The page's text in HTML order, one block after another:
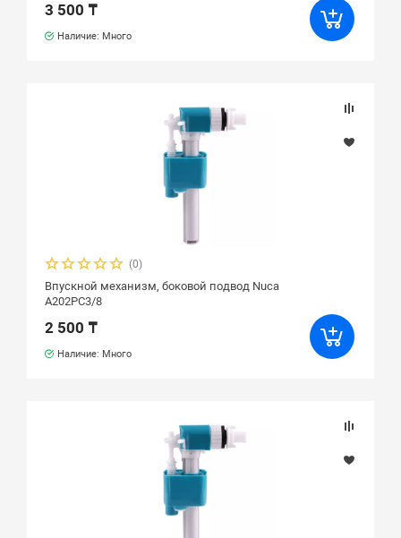
3 500 ₸
Наличие: Много
(0)
Впускной механизм, боковой подвод Nuca
A202PC3/8
2 500 ₸
Наличие: Много